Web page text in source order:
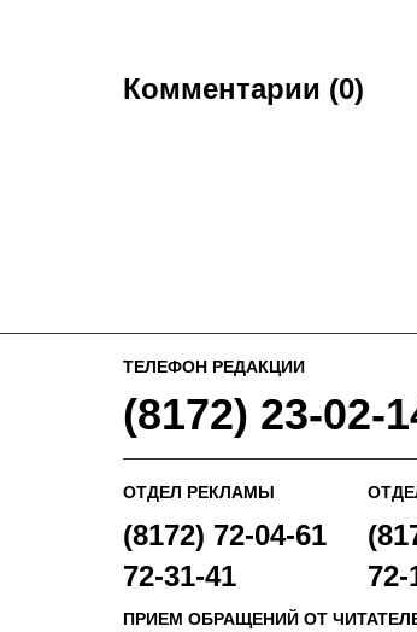
Комментарии (0)
ТЕЛЕФОН РЕДАКЦИИ
(8172) 23-02-
ОТДЕЛ РЕКЛАМЫ
(8172) 72-04-61
72-31-41
72-
ПРИЕМ ОБРАЩЕНИЙ ОТ